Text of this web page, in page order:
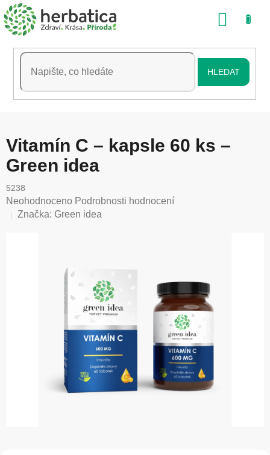
Přejít
na
obsah
HLEDAT
Vitamín C – kapsle 60 ks –
Green idea
5238
Průměrné
hodnocení
Neohodnoceno Podrobnosti hodnocení
Značka: Green idea